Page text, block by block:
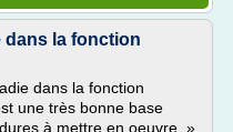
dans la fonction
dans la fonction
une très bonne base
à mettre en oeuvre. »